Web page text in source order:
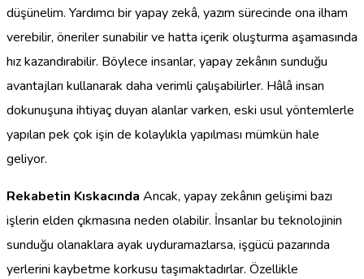
düşünelim. Yardımcı bir yapay zekâ, yazım sürecinde ona ilham
verebilir, öneriler sunabilir ve hatta içerik oluşturma aşamasında
hız kazandırabilir. Böylece insanlar, yapay zekânın sunduğu
avantajları kullanarak daha verimli çalışabilirler. Hâlâ insan
dokunuşuna ihtiyaç duyan alanlar varken, eski usul yöntemlerle
yapılan pek çok işin de kolaylıkla yapılması mümkün hale
geliyor.
Rekabetin Kıskacında Ancak, yapay zekânın gelişimi bazı
işlerin elden çıkmasına neden olabilir. İnsanlar bu teknolojinin
sunduğu olanaklara ayak uyduramazlarsa, işgücü pazarında
yerlerini kaybetme korkusu taşımaktadırlar. Özellikle